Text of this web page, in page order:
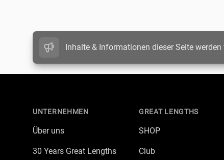
Inhalte & Informationen dieser Seite
UNTERNEHMEN
Über uns
30 Years Great Lengths
GREAT LENGTHS
SHOP
Club